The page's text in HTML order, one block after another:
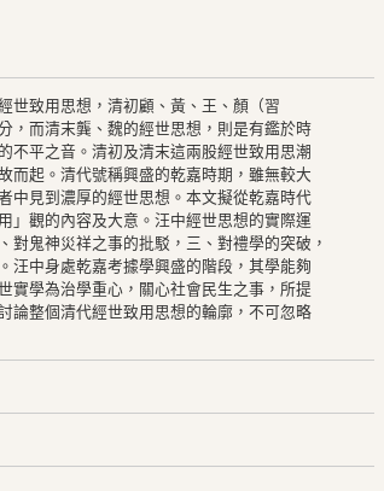
世致用思想，清初顧、黃、王、顏（習
，而清末龔、魏的經世思想，則是有鑑於時
不平之音。清初及清末這兩股經世致用思潮
而起。清代號稱興盛的乾嘉時期，雖無較大
中見到濃厚的經世思想。本文擬從乾嘉時代
」觀的內容及大意。汪中經世思想的實際運
對鬼神災祥之事的批駁，三、對禮學的突破，
汪中身處乾嘉考據學興盛的階段，其學能夠
實學為治學重心，關心社會民生之事，所提
論整個清代經世致用思想的輪廓，不可忽略